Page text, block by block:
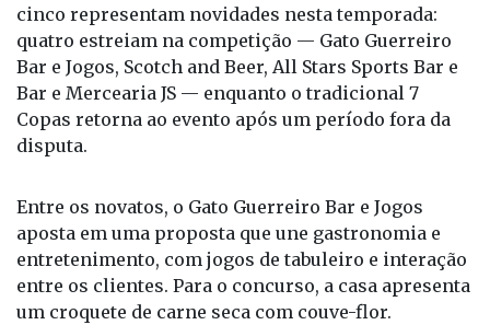
cinco representam novidades nesta temporada:
quatro estreiam na competição — Gato Guerreiro
Bar e Jogos, Scotch and Beer, All Stars Sports Bar e
Bar e Mercearia JS — enquanto o tradicional 7
Copas retorna ao evento após um período fora da
disputa.
Entre os novatos, o Gato Guerreiro Bar e Jogos
aposta em uma proposta que une gastronomia e
entretenimento, com jogos de tabuleiro e interação
entre os clientes. Para o concurso, a casa apresenta
um croquete de carne seca com couve-flor.